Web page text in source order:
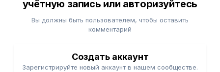
учётную запись или авторизуйтесь
Вы должны быть пользователем, чтобы оставить
комментарий
Создать аккаунт
Зарегистрируйте новый аккаунт в нашем сообществе.